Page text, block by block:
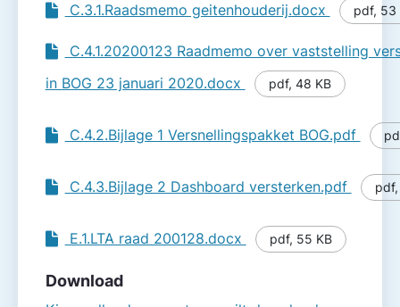
C.3.1.Raadsmemo geitenhouderij.docx pdf, 53
C.4.1.20200123 Raadmemo over vaststelling
in BOG 23 januari 2020.docx
pdf, 48 KB
C.4.2.Bijlage 1 Versnellingspakket BOG.pdf
C.4.3.Bijlage 2 Dashboard versterken.pdf pdf
E.1.LTA raad 200128.docx pdf, 55 KB
Download